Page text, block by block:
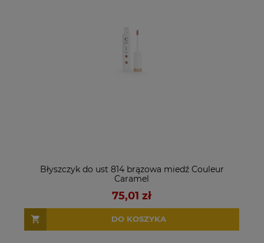
Błyszczyk do ust 814 brązowa miedź Couleur
Caramel
75,01 zł
DO KOSZYKA